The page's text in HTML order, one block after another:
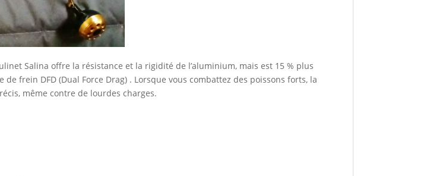
Salina offre la résistance et la rigidité de l’aluminium, mais est 15 % plus
frein DFD (Dual Force Drag) . Lorsque vous combattez des poissons forts, la
même contre de lourdes charges.